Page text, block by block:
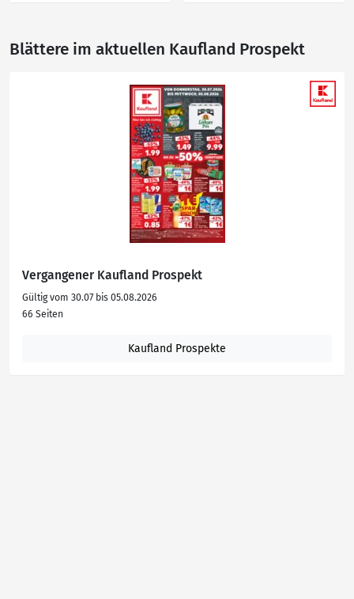
Blättere im aktuellen Kaufland Prospekt
Vergangener Kaufland Prospekt
Gültig vom 30.07 bis 05.08.2026
66 Seiten
Kaufland Prospekte